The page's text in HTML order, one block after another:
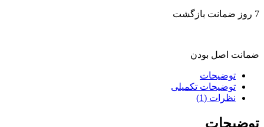
7 روز ضمانت بازگشت
ضمانت اصل بودن
توضیحات
توضیحات تکمیلی
نظرات (1)
توضیحات